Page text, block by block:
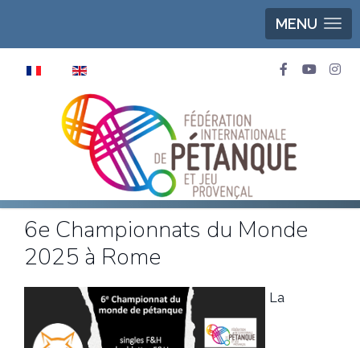
MENU
6e Championnats du Monde
2025 à Rome
La